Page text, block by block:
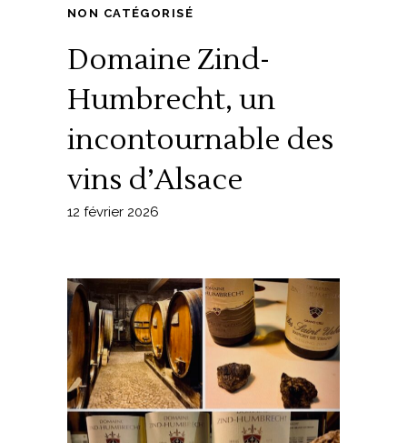
NON CATÉGORISÉ
Domaine Zind-
Humbrecht, un
incontournable des
vins d’Alsace
12 février 2026